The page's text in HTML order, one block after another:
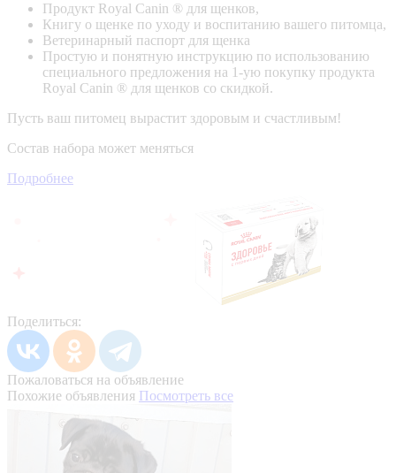
Продукт Royal Canin ® для щенков,
Книгу о щенке по уходу и воспитанию вашего питомца,
Ветеринарный паспорт для щенка
Простую и понятную инструкцию по использованию
специального предложения на 1-ую покупку продукта
Royal Canin ® для щенков со скидкой.
Пусть ваш питомец вырастит здоровым и счастливым!
Состав набора может меняться
Подробнее
Поделиться:
Пожаловаться на объявление
Похожие объявления Посмотреть все